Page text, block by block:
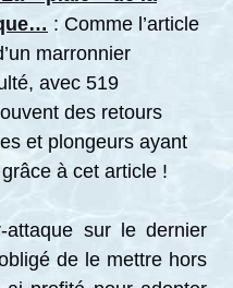
: Comme l’article
marronnier
avec 519
des retours
et plongeurs ayant
à cet article !
sur le dernier
de le mettre hors